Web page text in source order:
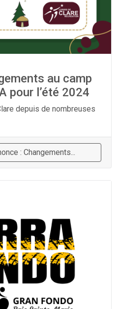
au camp
pour l’été 2024
depuis de nombreuses
: Changements...